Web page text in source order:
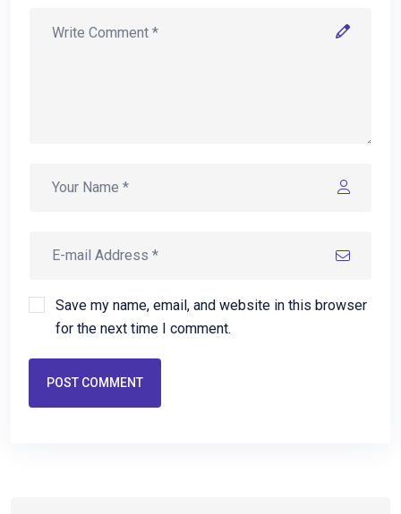
Save my name, email, and website in this browser
for the next time I comment.
POST COMMENT